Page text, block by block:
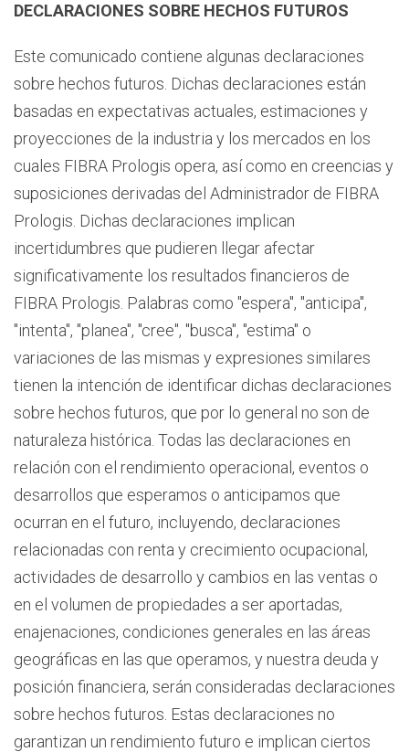
DECLARACIONES SOBRE HECHOS FUTUROS
Este comunicado contiene algunas declaraciones
sobre hechos futuros. Dichas declaraciones están
basadas en expectativas actuales, estimaciones y
proyecciones de la industria y los mercados en los
cuales FIBRA Prologis opera, así como en creencias y
suposiciones derivadas del Administrador de FIBRA
Prologis. Dichas declaraciones implican
incertidumbres que pudieren llegar afectar
significativamente los resultados financieros de
FIBRA Prologis. Palabras como "espera", "anticipa",
"intenta", "planea", "cree", "busca", "estima" o
variaciones de las mismas y expresiones similares
tienen la intención de identificar dichas declaraciones
sobre hechos futuros, que por lo general no son de
naturaleza histórica. Todas las declaraciones en
relación con el rendimiento operacional, eventos o
desarrollos que esperamos o anticipamos que
ocurran en el futuro, incluyendo, declaraciones
relacionadas con renta y crecimiento ocupacional,
actividades de desarrollo y cambios en las ventas o
en el volumen de propiedades a ser aportadas,
enajenaciones, condiciones generales en las áreas
geográficas en las que operamos, y nuestra deuda y
posición financiera, serán consideradas declaraciones
sobre hechos futuros. Estas declaraciones no
garantizan un rendimiento futuro e implican ciertos